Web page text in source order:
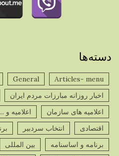
دسته‌ها
Articles- menu
General
اخبار روزانه مبارزات مردم ایران
اعلامیه های سازمان
اعلامیه و ...
اقتصادی
انتخاب سردبیر
برنامه و اساسنامه
بین المللی